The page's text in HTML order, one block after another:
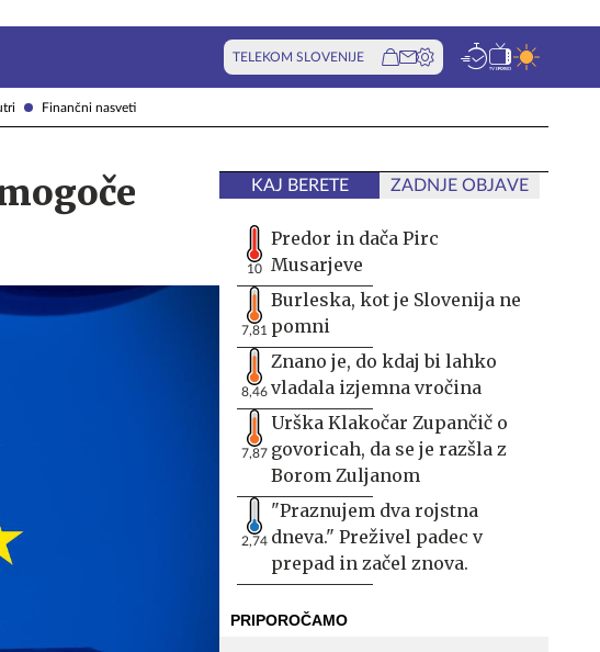
Finančni nasveti
TELEKOM SLOVENIJE
KAJ BERETE ZADNJE OBJAVE
10
Predor in dača Pirc
Musarjeve
7,81
Burleska, kot je Slovenija ne
pomni
8,46
Znano je, do kdaj bi lahko
vladala izjemna vročina
7,87
Urška Klakočar Zupančič o
govoricah, da se je razšla z
Borom Zuljanom
2,74
"Praznujem dva rojstna
dneva." Preživel padec v
prepad in začel znova.